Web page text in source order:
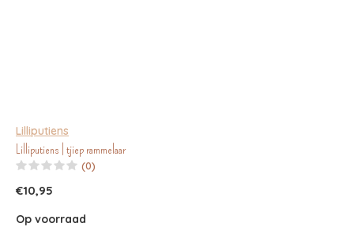
Lilliputiens
Lilliputiens | tjiep rammelaar
(0)
€10,95
Op voorraad